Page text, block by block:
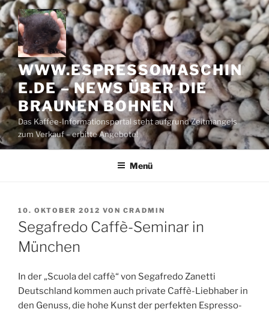
Zum
Inhalt
springen
WWW.ESPRESSOMASCHIN
E.DE – NEWS ÜBER DIE
BRAUNEN BOHNEN
Das Kaffee-Informationsportal steht aufgrund Zeitmangels
zum Verkauf – erbitte Angebote!
Menü
VERÖFFENTLICHT
AM
10. OKTOBER 2012 VON CRADMIN
Segafredo Caffè-Seminar in
München
In der „Scuola del caffè“ von Segafredo Zanetti
Deutschland kommen auch private Caffè-Liebhaber in
den Genuss, die hohe Kunst der perfekten Espresso-